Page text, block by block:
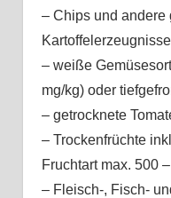
– Chips und andere
– weiße
mg/kg) oder
– getrocknete
– Trockenfrüchte
Fruchtart max. 500
– Fleisch-, Fisch-